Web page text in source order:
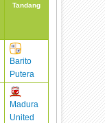
Tandang
Barito
Putera
Madura
United